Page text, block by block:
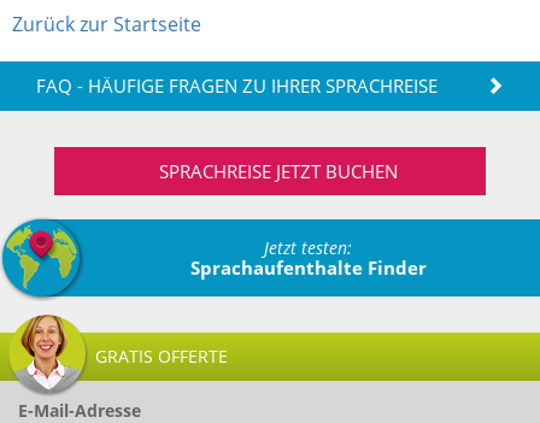
Zurück zur Startseite
FAQ - HÄUFIGE FRAGEN ZU IHRER SPRACHREISE
SPRACHREISE JETZT BUCHEN
Jetzt testen:
Sprachaufenthalte Finder
GRATIS OFFERTE
E-Mail-Adresse